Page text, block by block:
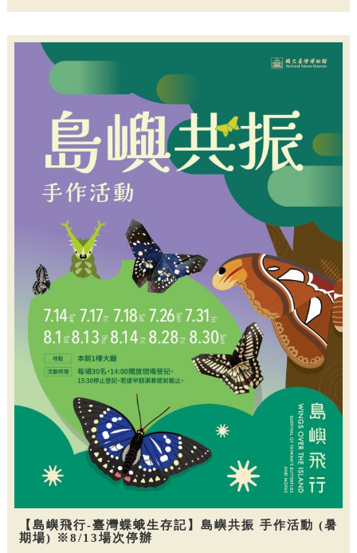
【島嶼飛行-臺灣蝶蛾生存記】島嶼共振 手作活動 (暑
期場) ※8/13場次停辦